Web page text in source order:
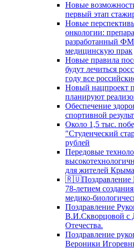
Новые
первый этап
Новые
онкологии:
разработанный
медицинскую прак
Новые правила
будут лечиться
году все
Новый нацпроект
планируют
Обеспечение
спортивной
Около 1,5 тыс.
"Студенческий
рублей
Передовые
для жителей Крыма
🇷🇺Поздравление
78-летием
медико-
Поздравление
В.И.Скворцовой с
Отечества.
Поздравление
Вероники